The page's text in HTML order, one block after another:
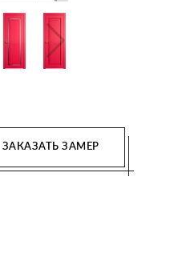
ЗАКАЗАТЬ ЗАМЕР